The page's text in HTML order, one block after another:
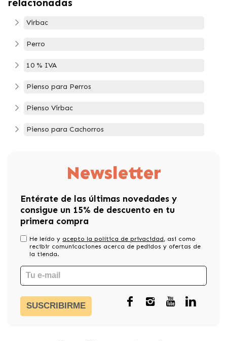
Virbac
Perro
10 % IVA
Pienso para Perros
Pienso Virbac
Pienso para Cachorros
Newsletter
Entérate de las últimas novedades y
consigue un 15% de descuento en tu
primera compra
He leído y acepto la política de privacidad, asi como
recibir comunicaciones acerca de pedidos y ofertas de
la tienda.
SUSCRIBIRME